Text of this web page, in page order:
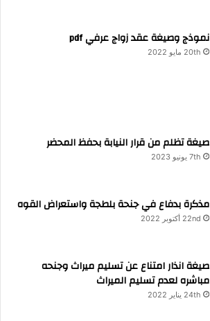
نموذج وصيغة عقد زواج عرفي pdf
20th مايو 2022
صيغة تظلم من قرار النيابة بحفظ المحضر
7th يونيو 2023
مذكرة بدفاع في جنحة بلطجة واستعراض القوه
22nd أكتوبر 2022
صيغة انذار امتناع عن تسليم ميراث وجنحه
مباشره لعدم تسليم الميراث
24th يناير 2022